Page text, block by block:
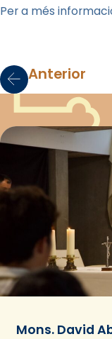
Per a més
Anterior
Mons. David